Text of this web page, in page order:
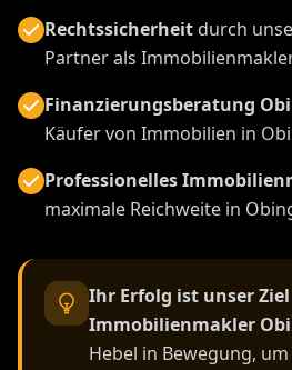
Rechtssicherheitdurch
Partner als
Finanzierungsberatung
Käufer von Immobilien in
Professionelles
maximale Reichweite in
Ihr Erfolg ist unser
Immobilienmakler
Hebel in Bewegung,